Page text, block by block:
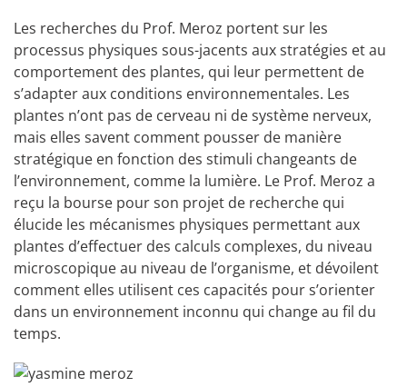
Les recherches du Prof. Meroz portent sur les
processus physiques sous-jacents aux stratégies et au
comportement des plantes, qui leur permettent de
s’adapter aux conditions environnementales. Les
plantes n’ont pas de cerveau ni de système nerveux,
mais elles savent comment pousser de manière
stratégique en fonction des stimuli changeants de
l’environnement, comme la lumière. Le Prof. Meroz a
reçu la bourse pour son projet de recherche qui
élucide les mécanismes physiques permettant aux
plantes d’effectuer des calculs complexes, du niveau
microscopique au niveau de l’organisme, et dévoilent
comment elles utilisent ces capacités pour s’orienter
dans un environnement inconnu qui change au fil du
temps.